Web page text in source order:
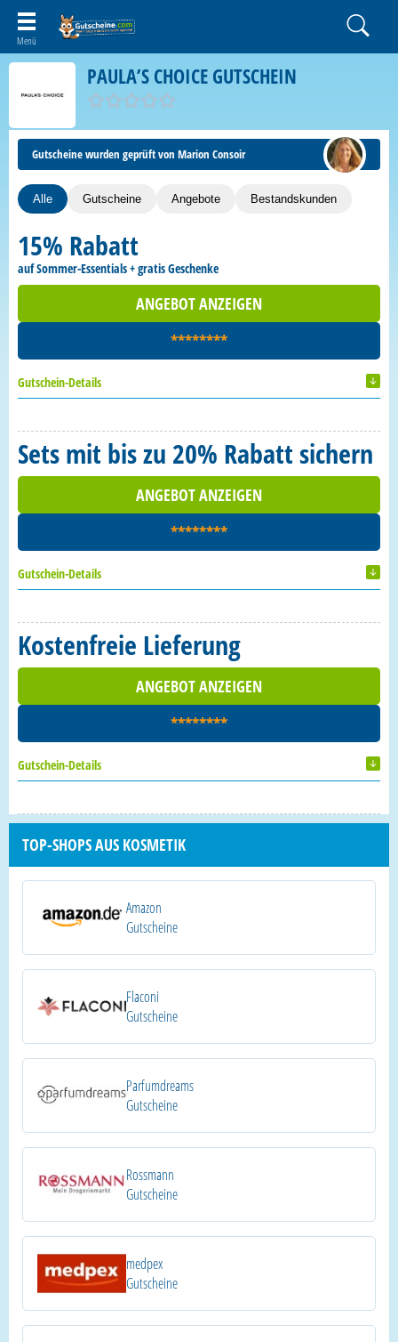
PAULA’S CHOICE GUTSCHEIN
Gutscheine wurden geprüft von Marion Consoir
Alle Gutscheine Angebote Bestandskunden
15% Rabatt
auf Sommer-Essentials + gratis Geschenke
ANGEBOT ANZEIGEN
********
Gutschein-Details
Sets mit bis zu 20% Rabatt sichern
ANGEBOT ANZEIGEN
********
Gutschein-Details
Kostenfreie Lieferung
ANGEBOT ANZEIGEN
********
Gutschein-Details
TOP-SHOPS AUS KOSMETIK
Amazon
Gutscheine
Flaconi
Gutscheine
Parfumdreams
Gutscheine
Rossmann
Gutscheine
medpex
Gutscheine